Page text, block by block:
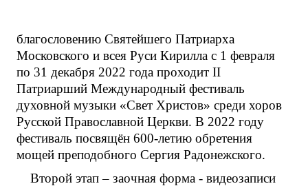
благословению Святейшего Патриарха
Московского и всея Руси Кирилла с 1 февраля
по 31 декабря 2022 года проходит II
Патриарший Международный фестиваль
духовной музыки «Свет Христов» среди хоров
Русской Православной Церкви. В 2022 году
фестиваль посвящён 600-летию обретения
мощей преподобного Сергия Радонежского.
Второй этап – заочная форма - видеозаписи